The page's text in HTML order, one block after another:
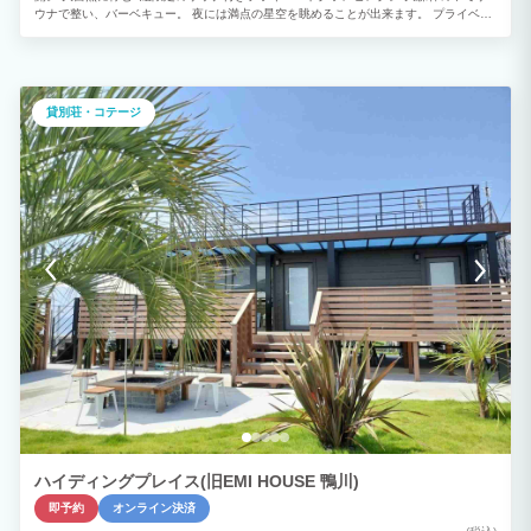
ウナで整い、バーベキュー。 夜には満点の星空を眺めることが出来ます。 プライベー
行などに最適です。 都会の喧騒から離れて、思い出の1ページを刻みます。 ☆年中無
休の屋根付きBBQ（無料）☆ バーベキュー用品をすべて無料でご用意させていただき
ます。 バーベキューグリル、網などは準備しておりますので、食材を買うだけでバー
ベキューができます。 普段味わえない野外バーベキューの魅力を一年通して楽しめま
す。 ☆バレルサウナ☆ プライベートサウナをご用意しております。 森林の中にある
グランピング場なので、鳥のさえずりを聞きながら何も気にせず整うことが出来ます。
貸別荘・コテージ
ハイディングプレイス(旧EMI HOUSE 鴨川)
即予約
オンライン決済